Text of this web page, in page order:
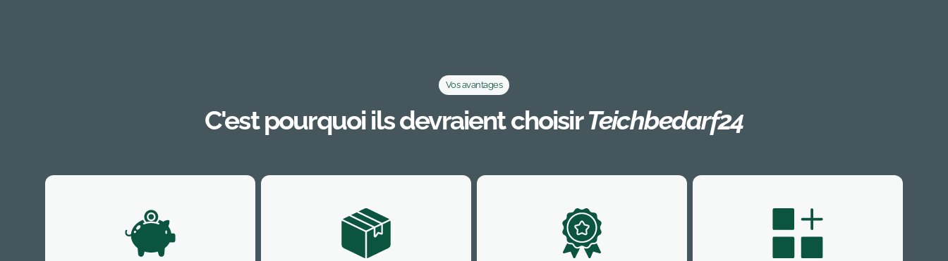
Vos avantages
C'est pourquoi ils devraient choisirTeichbedarf24